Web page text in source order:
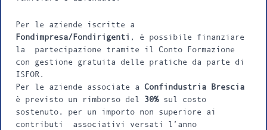
Per le aziende iscritte a
Fondimpresa/Fondirigenti , è possibile finanziare
la partecipazione tramite il Conto Formazione
con gestione gratuita delle pratiche da parte di
ISFOR.
Per le aziende associate a Confindustria Brescia
è previsto un rimborso del 30%sul costo
sostenuto, per un importo non superiore ai
contributi associativi versati l’anno